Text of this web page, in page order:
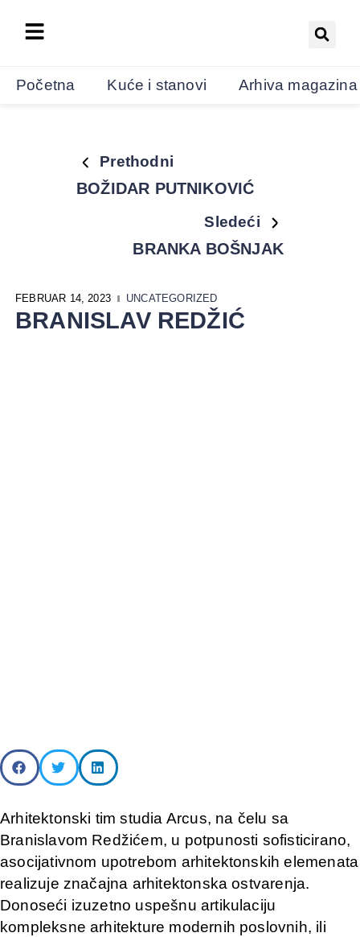
Početna Kuće i stanovi Arhiva magazina
Prethodni
BOŽIDAR PUTNIKOVIĆ
Sledeći
BRANKA BOŠNJAK
FEBRUAR 14, 2023 UNCATEGORIZED
BRANISLAV REDŽIĆ
Arhitektonski tim studia Arcus, na čelu sa
Branislavom Redžićem, u potpunosti sofisticirano,
asocijativnom upotrebom arhitektonskih elemenata
realizuje značajna arhitektonska ostvarenja.
Donoseći izuzetno uspešnu artikulaciju
kompleksne arhitekture modernih poslovnih, ili